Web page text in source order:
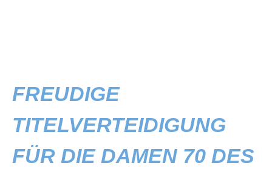
FREUDIGE
TITELVERTEIDIGUNG
FÜR DIE DAMEN 70 DES